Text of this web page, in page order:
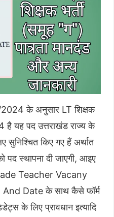
2024 के अनुसार LT शिक्षक
है यह पद उत्तराखंड राज्य के
किए गए हैं अर्थात
स्थापना दी जाएगी, आइए
Teacher Vacany
Date के साथ कैसे फॉर्म
के लिए प्रावधान इत्यादि